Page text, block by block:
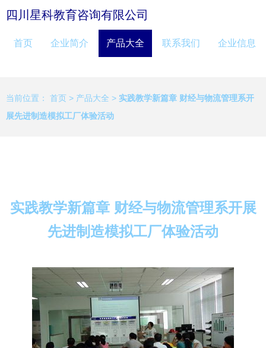
四川星科教育咨询有限公司
首页 企业简介 产品大全 联系我们 企业信息
当前位置： 首页 > 产品大全 > 实践教学新篇章 财经与物流管理系开
展先进制造模拟工厂体验活动
实践教学新篇章 财经与物流管理系开展
先进制造模拟工厂体验活动